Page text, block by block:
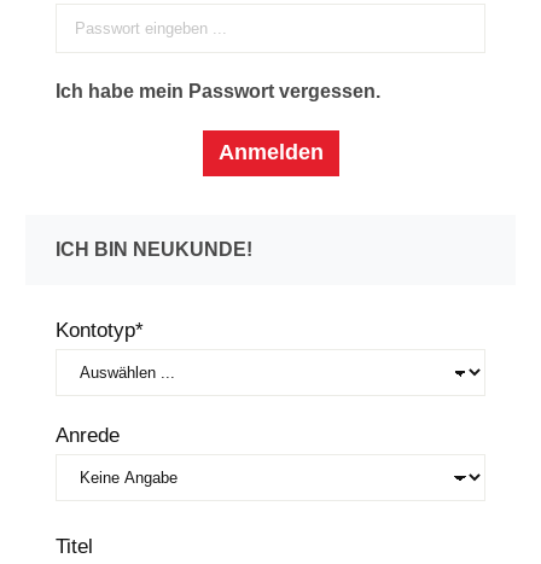
Ich habe mein Passwort vergessen.
Anmelden
ICH BIN NEUKUNDE!
Persönliche Informationen
Kontotyp*
Anrede
Titel